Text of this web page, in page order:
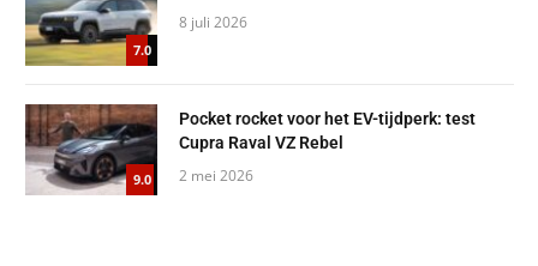
7.0
8 juli 2026
9.0
Pocket rocket voor het EV-tijdperk: test
Cupra Raval VZ Rebel
2 mei 2026